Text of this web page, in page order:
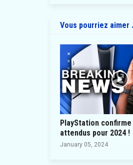
Vous pourriez aimer
PlayStation confirme
attendus pour 2024 !
January 05, 2024